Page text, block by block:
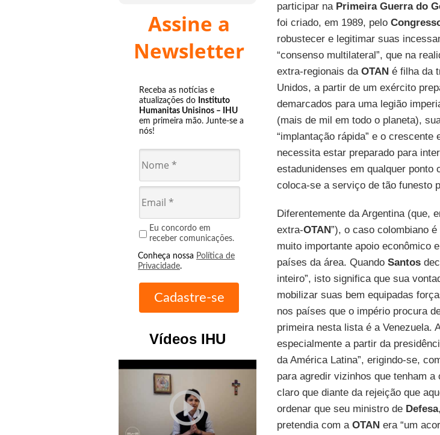
Assine a
Newsletter
Receba as notícias e
atualizações do Instituto
Humanitas Unisinos – IHU
em primeira mão. Junte-se a
nós!
Eu concordo em
receber comunicações.
Conheça nossa Política de
Privacidade.
Vídeos IHU
play_circle_outline
participar na Primeira Guerra do
foi criado, em 1989, pelo
robustecer e legitimar suas
“consenso multilateral”, que na
extra-regionais da OTANé filha da
Unidos, a partir de um exército
demarcados para uma legião
(mais de mil em todo o planeta),
“implantação rápida” e o
necessita estar preparado para
estadunidenses em qualquer ponto
coloca-se a serviço de tão funesto
Diferentemente da Argentina (que,
extra-OTAN”), o caso colombiano
muito importante apoio econômico
países da área. Quando Santos
inteiro”, isto significa que sua
mobilizar suas bem equipadas
nos países que o império procura
primeira nesta lista é a Venezuela.
especialmente a partir da
da América Latina”, erigindo-se,
para agredir vizinhos que tenham
claro que diante da rejeição que
ordenar que seu ministro de Defesa,
pretendia com a OTANera “um